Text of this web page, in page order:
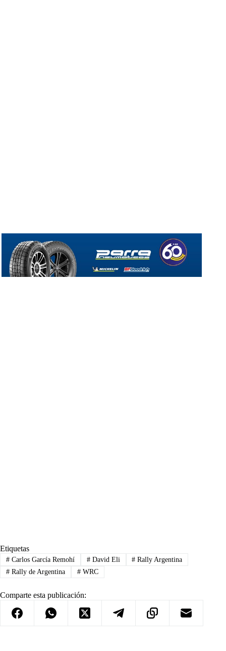
Etiquetas
#Carlos García Remohí #David Eli # Rally Argentina
#Rally de Argentina #WRC
Comparte esta publicación: